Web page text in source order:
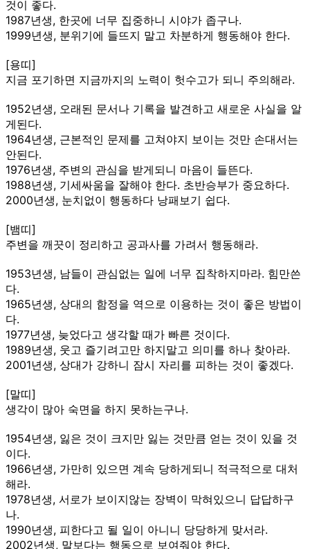
것이 좋다.
1987년생, 한곳에 너무 집중하니 시야가 좁구나.
1999년생, 분위기에 들뜨지 말고 차분하게 행동해야 한다.
[용띠]
지금 포기하면 지금까지의 노력이 헛수고가 되니 주의해라.
1952년생, 오래된 문서나 기록을 발견하고 새로운 사실을 알
게된다.
1964년생, 근본적인 문제를 고쳐야지 보이는 것만 손대서는
안된다.
1976년생, 주변의 관심을 받게되니 마음이 들뜬다.
1988년생, 기세싸움을 잘해야 한다. 초반승부가 중요하다.
2000년생, 눈치없이 행동하다 낭패보기 쉽다.
[뱀띠]
주변을 깨끗이 정리하고 공과사를 가려서 행동해라.
1953년생, 남들이 관심없는 일에 너무 집착하지마라. 힘만쓴
다.
1965년생, 상대의 함정을 역으로 이용하는 것이 좋은 방법이
다.
1977년생, 늦었다고 생각할 때가 빠른 것이다.
1989년생, 웃고 즐기려고만 하지말고 의미를 하나 찾아라.
2001년생, 상대가 강하니 잠시 자리를 피하는 것이 좋겠다.
[말띠]
생각이 많아 숙면을 하지 못하는구나.
1954년생, 잃은 것이 크지만 잃는 것만큼 얻는 것이 있을 것
이다.
1966년생, 가만히 있으면 계속 당하게되니 적극적으로 대처
해라.
1978년생, 서로가 보이지않는 장벽이 막혀있으니 답답하구
나.
1990년생, 피한다고 될 일이 아니니 당당하게 맞서라.
2002년생, 말보다는 행동으로 보여줘야 한다.